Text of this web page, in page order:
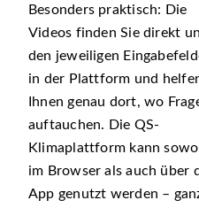
Besonders praktisch: Die
Videos finden Sie direkt
den jeweiligen
in der Plattform und
Ihnen genau dort, wo
auftauchen. Die QS-
Klimaplattform kann
im Browser als auch über
App genutzt werden –